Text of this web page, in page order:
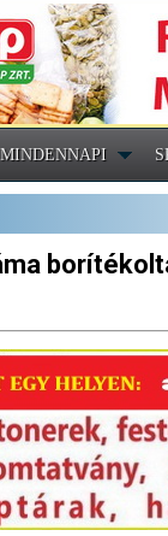
MINDENNAPI